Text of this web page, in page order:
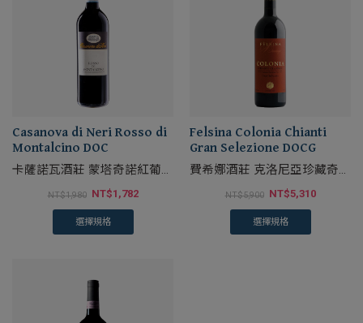
Casanova di Neri Rosso di
Montalcino DOC
卡薩諾瓦酒莊 蒙塔奇諾紅葡萄
NT$1,980 NT$1,782
選擇規格
Felsina Colonia Chianti
Gran Selezione DOCG
費希娜酒莊 克洛尼亞珍藏奇揚
NT$5,900 NT$5,310
選擇規格